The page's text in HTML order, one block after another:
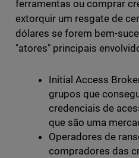
ferramentas ou comprar
extorquir um resgate de
dólares se forem bem-
"atores" principais
Initial Access
grupos que
credenciais de
que são uma
Operadores de
compradores das